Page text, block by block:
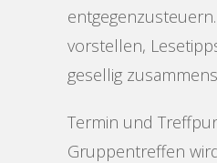
vorstellen,
gesellig
Termin und
Gruppentreffen